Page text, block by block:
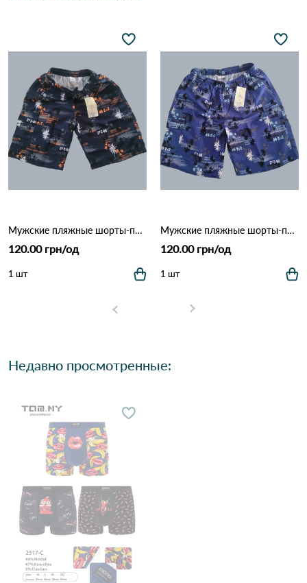
Мужские пляжные шорты-плавки с сеткой "Tropical Palm" (Опт) 006 Темно Синий
120.00 грн/од
1 шт
Мужские пляжные шорты-плавки с сеткой "Tropical Palm" (Опт) 006 Синий
120.00 грн/од
1 шт
Недавно просмотренные: